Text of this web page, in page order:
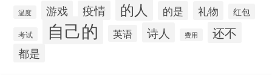
温度 游戏 疫情 的人 的是 礼物 红包
考试 自己的 英语 诗人 费用 还不
都是